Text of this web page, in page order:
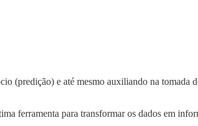
(predição) e até mesmo auxiliando na tomada
ferramenta para transformar os dados em